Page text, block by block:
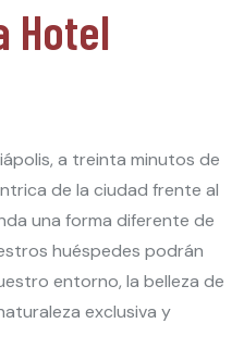
Hotel
a treinta minutos de
de la ciudad frente al
una forma diferente de
huéspedes podrán
entorno, la belleza de
exclusiva y